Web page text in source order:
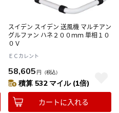
スイデン スイデン 送風機 マルチアン
グルファン ハネ２００ｍｍ 単相１０
０Ｖ
ＥＣカレント
58,605 円 （税込）
積算 532 マイル (1倍)
カートに入れる